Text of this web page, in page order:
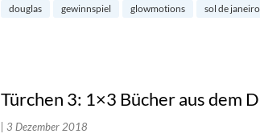
douglas gewinnspiel glowmotions sol de janeiro
Türchen 3: 1×3 Bücher aus dem
| 3 Dezember 2018